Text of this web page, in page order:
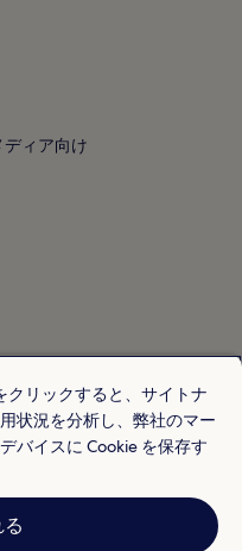
ィア向け
報告
クリックすると、サイトナ
状況を分析し、弊社のマー
バイスに Cookie を保存す